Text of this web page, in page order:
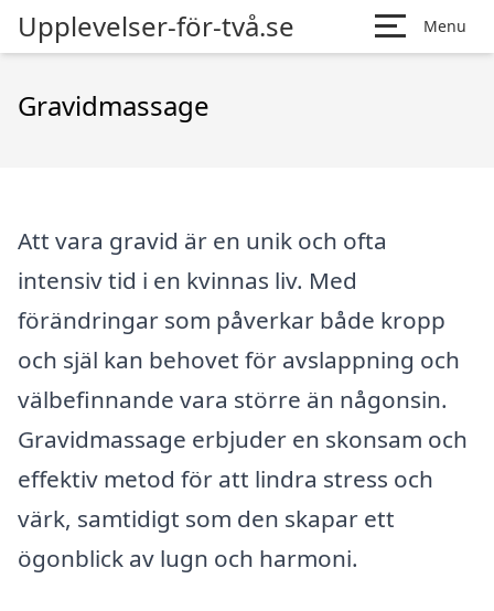
Upplevelser-för-två.se Menu
Gravidmassage
Att vara gravid är en unik och ofta
intensiv tid i en kvinnas liv. Med
förändringar som påverkar både kropp
och själ kan behovet för avslappning och
välbefinnande vara större än någonsin.
Gravidmassage erbjuder en skonsam och
effektiv metod för att lindra stress och
värk, samtidigt som den skapar ett
ögonblick av lugn och harmoni.